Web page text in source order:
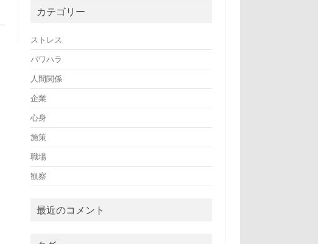
カテゴリー
ストレス
パワハラ
人間関係
企業
心身
施策
職場
観察
最近のコメント